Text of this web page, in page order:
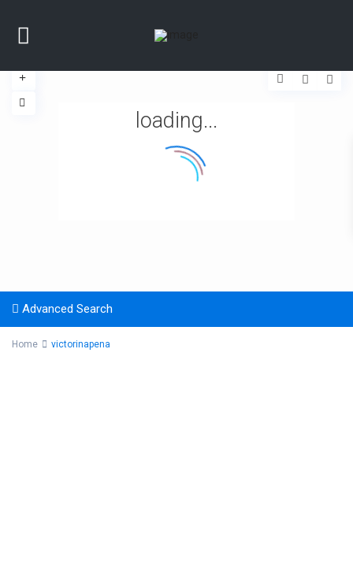
loading...
Advanced Search
Home victorinapena